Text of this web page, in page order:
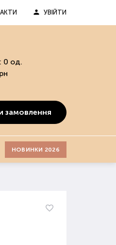
УВІЙТИ
0 од.
замовлення
НОВИНКИ 2026